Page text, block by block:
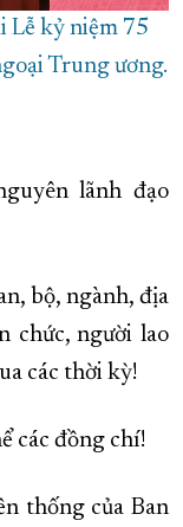
Lễ kỷ niệm 75
Trung ương.
lãnh đạo
bộ, ngành, địa
chức, người lao
các thời kỳ!
các đồng chí!
thống của Ban